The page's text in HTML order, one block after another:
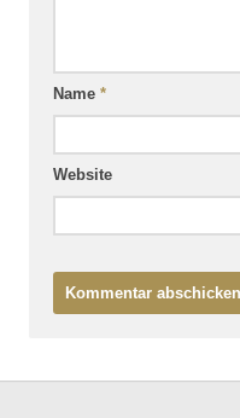
Name *
Website